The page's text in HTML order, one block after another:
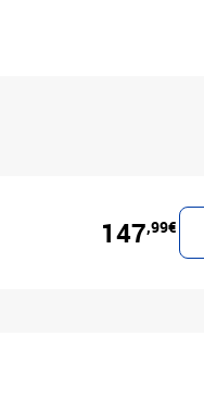
147,99€